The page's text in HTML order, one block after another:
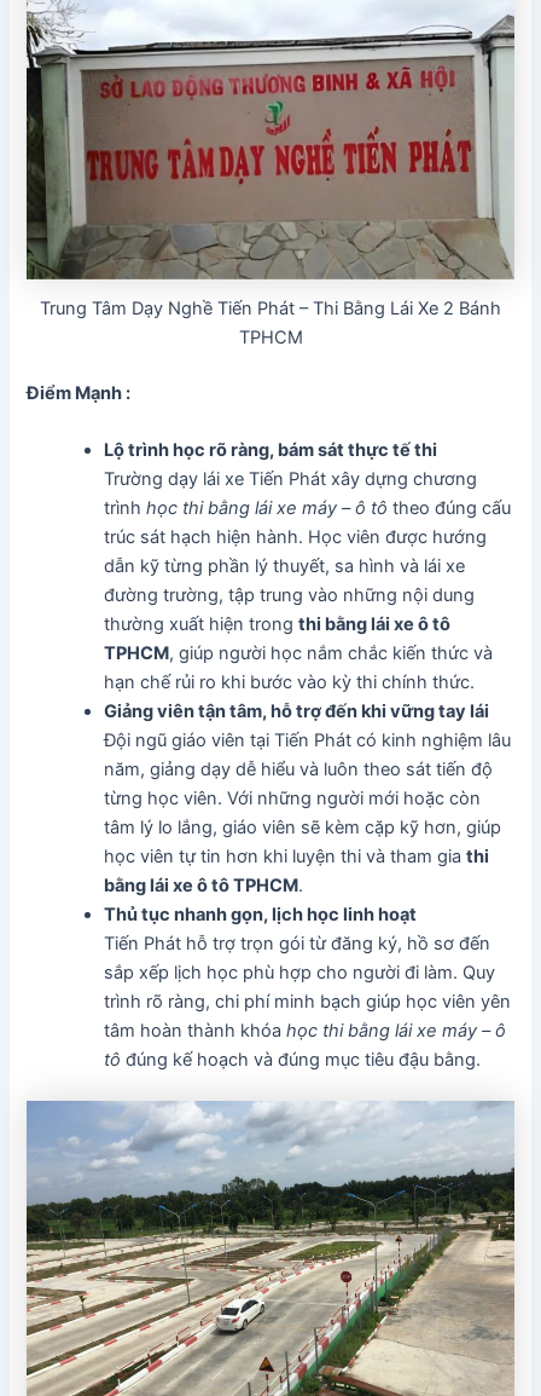
Trung Tâm Dạy Nghề Tiến Phát – Thi Bằng Lái Xe 2 Bánh
TPHCM
Điểm Mạnh :
Lộ trình học rõ ràng, bám sát thực tế thi
Trường dạy lái xe Tiến Phát xây dựng chương
trìnhhọc thi bằng lái xe máy – ô tô theo đúng cấu
trúc sát hạch hiện hành. Học viên được hướng
dẫn kỹ từng phần lý thuyết, sa hình và lái xe
đường trường, tập trung vào những nội dung
thường xuất hiện trongthi bằng lái xe ô tô
TPHCM, giúp người học nắm chắc kiến thức và
hạn chế rủi ro khi bước vào kỳ thi chính thức.
Giảng viên tận tâm, hỗ trợ đến khi vững tay lái
Đội ngũ giáo viên tại Tiến Phát có kinh nghiệm lâu
năm, giảng dạy dễ hiểu và luôn theo sát tiến độ
từng học viên. Với những người mới hoặc còn
tâm lý lo lắng, giáo viên sẽ kèm cặp kỹ hơn, giúp
học viên tự tin hơn khi luyện thi và tham giathi
bằng lái xe ô tô TPHCM.
Thủ tục nhanh gọn, lịch học linh hoạt
Tiến Phát hỗ trợ trọn gói từ đăng ký, hồ sơ đến
sắp xếp lịch học phù hợp cho người đi làm. Quy
trình rõ ràng, chi phí minh bạch giúp học viên yên
tâm hoàn thành khóahọc thi bằng lái xe máy – ô
tô đúng kế hoạch và đúng mục tiêu đậu bằng.